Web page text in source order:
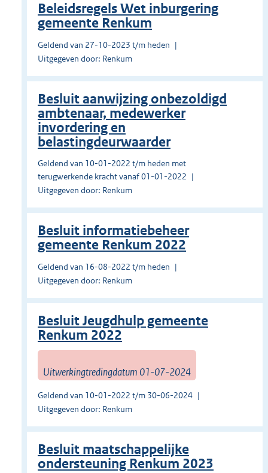
Beleidsregels Wet inburgering
gemeente Renkum
Geldend van 27-10-2023 t/m heden
Uitgegeven door: Renkum
Besluit aanwijzing onbezoldigd
ambtenaar, medewerker
invordering en
belastingdeurwaarder
Geldend van 10-01-2022 t/m heden met
terugwerkende kracht vanaf 01-01-2022
Uitgegeven door: Renkum
Besluit informatiebeheer
gemeente Renkum 2022
Geldend van 16-08-2022 t/m heden
Uitgegeven door: Renkum
Besluit Jeugdhulp gemeente
Renkum 2022
Uitwerkingtredingdatum 01-07-2024
Geldend van 10-01-2022 t/m 30-06-2024
Uitgegeven door: Renkum
Besluit maatschappelijke
ondersteuning Renkum 2023